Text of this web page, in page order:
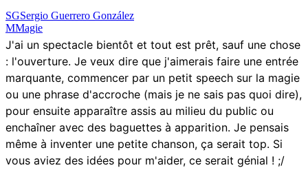
SGSergio Guerrero González
MMagie
J'ai un spectacle bientôt et tout est prêt, sauf une chose
: l'ouverture. Je veux dire que j'aimerais faire une entrée
marquante, commencer par un petit speech sur la magie
ou une phrase d'accroche (mais je ne sais pas quoi dire),
pour ensuite apparaître assis au milieu du public ou
enchaîner avec des baguettes à apparition. Je pensais
même à inventer une petite chanson, ça serait top. Si
vous aviez des idées pour m'aider, ce serait génial ! ;/